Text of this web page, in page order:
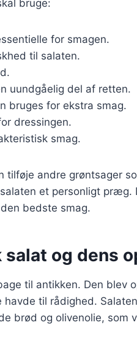
bruge:
for smagen.
til salaten.
uundgåelig del af retten.
bruges for ekstra smag.
dressingen.
smag.
tilføje andre grøntsager
et personligt præg.
bedste smag.
og dens
til antikken. Den blev
til rådighed.
brød og olivenolie, som